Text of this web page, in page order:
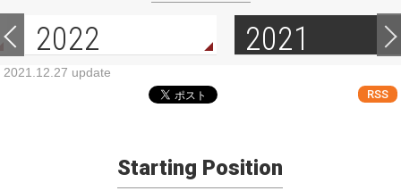
2022 2021
2021.12.27 update
RSS
Starting Position